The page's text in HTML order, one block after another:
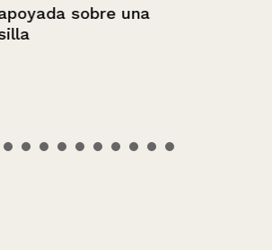
sobre una